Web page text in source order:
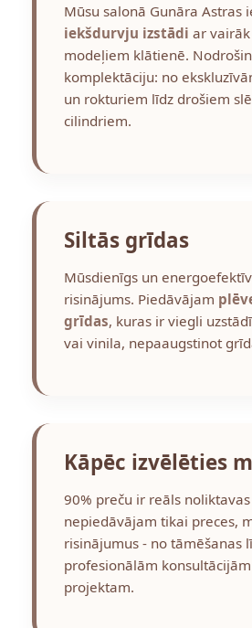
Mūsu salonā Gunāra Astras
iekšdurvju izstādi ar
modeļiem klātienē.
komplektāciju: no
un rokturiem līdz drošiem
cilindriem.
Siltās grīdas
Mūsdienīgs un
risinājums. Piedāvājam
grīdas, kuras ir viegli
vai vinila, nepaaugstinot
Kāpēc izvēlēties
90% preču ir reāls
nepiedāvājam tikai preces,
risinājumus - no tāmēšanas
profesionālām konsultācijām
projektam.